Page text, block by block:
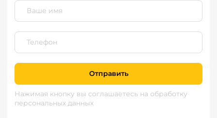
Отправить
Нажимая кнопку вы соглашаетесь на обработку
персональных данных